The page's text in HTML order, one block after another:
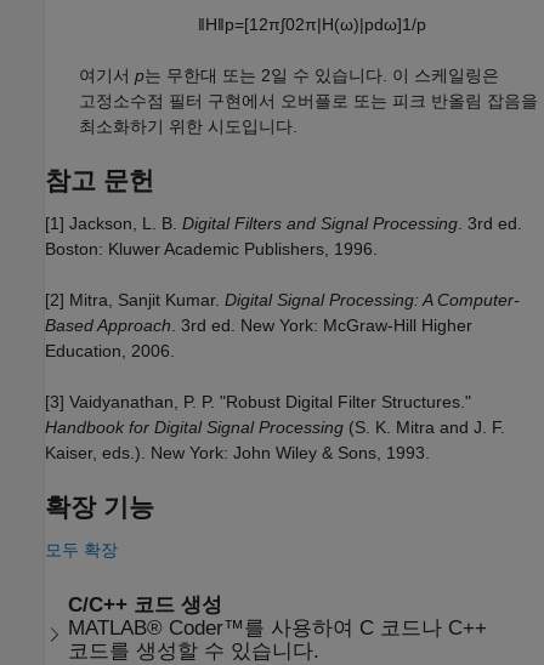
‖H‖p=[1 2π∫02π|H(ω)|pdω]1/p
여기서 p는 무한대 또는 2일 수 있습니다. 이 스케일링은
고정소수점 필터 구현에서 오버플로 또는 피크 반올림 잡음을
최소화하기 위한 시도입니다.
참고 문헌
[1] Jackson, L. B. Digital Filters and Signal Processing . 3rd ed.
Boston: Kluwer Academic Publishers, 1996.
[2] Mitra, Sanjit Kumar. Digital Signal Processing: A Computer-
Based Approach . 3rd ed. New York: McGraw-Hill Higher
Education, 2006.
[3] Vaidyanathan, P. P. "Robust Digital Filter Structures."
Handbook for Digital Signal Processing (S. K. Mitra and J. F.
Kaiser, eds.). New York: John Wiley & Sons, 1993.
확장 기능
모두 확장
C/C++ 코드 생성
MATLAB® Coder™를 사용하여 C 코드나 C++
코드를 생성할 수 있습니다.